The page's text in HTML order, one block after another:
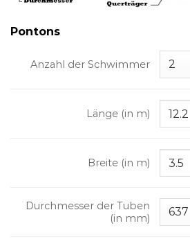
Pontons
Anzahl der Schwimmer
Länge (in m)
Breite (in m)
Durchmesser der Tuben
(in mm)